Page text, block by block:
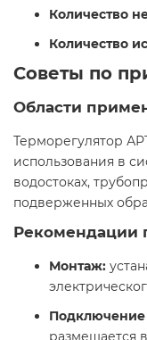
Количество
Количество
Советы по
Области
Терморегулятор
использования в
водостоках,
подверженных
Рекомендации
Монтаж:
Подключение
размещается